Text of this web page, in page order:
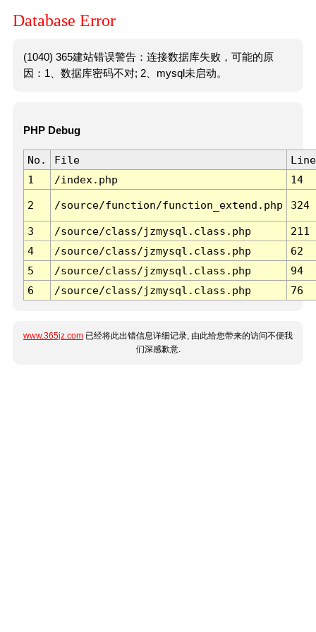
Database Error
(1040) 365建站错误警告：连接数据库失败，可能的原
因：1、数据库密码不对; 2、mysql未启动。
PHP Debug
No. File
Line
1
/index.php 14
2 /source/function/function_extend.php 324
3 /source/class/jzmysql.class.php
211
4
/source/class/jzmysql.class.php
62
5
/source/class/jzmysql.class.php
94
6
/source/class/jzmysql.class.php 76
www.365jz.com 已经将此出错信息详细记录, 由此给您带来的访问不便我
们深感歉意.